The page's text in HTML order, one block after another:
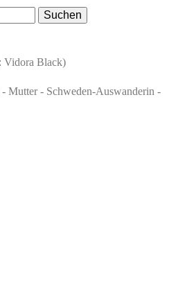
Vidora Black)
Mutter - Schweden-Auswanderin -